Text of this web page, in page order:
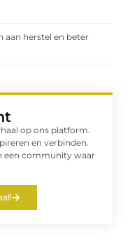
aan herstel en beter
op ons platform.
en verbinden.
een community waar